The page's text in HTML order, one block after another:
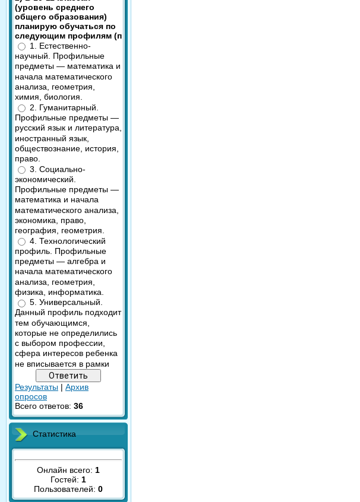
(уровень среднего
общего образования)
планирую обучаться по
следующим профилям (п
1. Естественно-
научный. Профильные
предметы — математика и
начала математического
анализа, геометрия,
химия, биология.
2. Гуманитарный.
Профильные предметы —
русский язык и литература,
иностранный язык,
обществознание, история,
право.
3. Социально-
экономический.
Профильные предметы —
математика и начала
математического анализа,
экономика, право,
география, геометрия.
4. Технологический
профиль. Профильные
предметы — алгебра и
начала математического
анализа, геометрия,
физика, информатика.
5. Универсальный.
Данный профиль подходит
тем обучающимся,
которые не определились
с выбором профессии,
сфера интересов ребенка
не вписывается в рамки
Результаты | Архив
опросов
Всего ответов: 36
Статистика
Онлайн всего: 1
Гостей: 1
Пользователей: 0